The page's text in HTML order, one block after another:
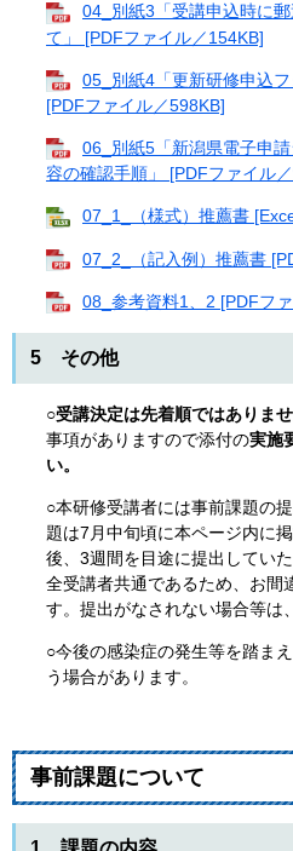
04_別紙3「受講申込時に
て」 [PDFファイル／154KB]
05_別紙4「更新研修申込フ
[PDFファイル／598KB]
06_別紙5「新潟県電子申
容の確認手順」 [PDFファイル
07_1_（様式）推薦書
07_2_（記入例）推薦書
08_参考資料1、2 [PDFフ
5 その他
○受講決定は先着順ではありませ
事項がありますので添付の実施
い。
○本研修受講者には事前課題の
題は7月中旬頃に本ページ内に
後、3週間を目途に提出してい
全受講者共通であるため、お間
す。提出がなされない場合等は
○今後の感染症の発生等を踏ま
う場合があります。
事前課題について